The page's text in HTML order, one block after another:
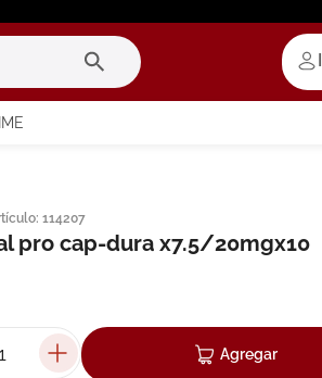
: 114207
pro cap-dura x7.5/20mgx10
Agregar